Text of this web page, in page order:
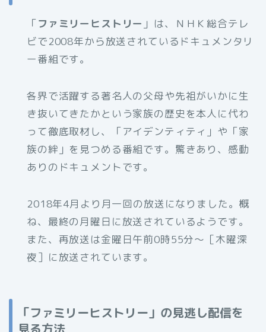
「ファミリーヒストリー 」は、ＮＨＫ総合テレ
ビで2008年から放送されているドキュメンタリ
ー番組です。
各界で活躍する著名人の父母や先祖がいかに生
き抜いてきたかという家族の歴史を本人に代わ
って徹底取材し、「アイデンティティ」や「家
族の絆」を見つめる番組です。驚きあり、感動
ありのドキュメントです。
2018年4月より月一回の放送になりました。概
ね、最終の月曜日に放送されているようです。
また、再放送は金曜日午前0時55分〜［木曜深
夜］に放送されています。
「ファミリーヒストリー」の見逃し配信を
見る方法